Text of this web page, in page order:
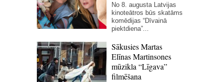
No 8. augusta Latvijas
kinoteātros būs skatāms
komēdijas “Dīvainā
piektdiena”...
Sākusies Martas
Elīnas Martinsones
mūzikla “Līgava”
filmēšana